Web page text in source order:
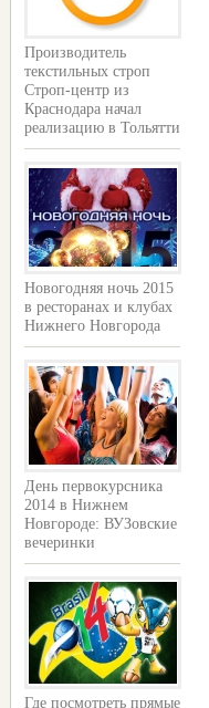
Производитель
текстильных строп
Строп-центр из
Краснодара начал
реализацию в Тольятти
Новогодняя ночь 2015
в ресторанах и клубах
Нижнего Новгорода
День первокурсника
2014 в Нижнем
Новгороде: ВУЗовские
вечеринки
Где посмотреть прямые